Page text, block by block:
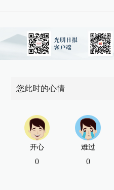
您此时的心情
开心
0
难过
0